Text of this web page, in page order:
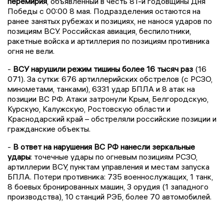
Победы с 00:00 8 мая. Подразделения остаются на
ранее занятых рубежах и позициях, не нанося ударов по
позициям ВСУ. Российская авиация, беспилотники,
ракетные войска и артиллерия по позициям противника
огня не вели.
- ВСУ нарушили режим тишины более 16 тысяч раз (16
071). За сутки: 676 артиллерийских обстрелов (с РСЗО,
минометами, танками), 6331 удар БПЛА и 8 атак на
позиции ВС РФ. Атаки затронули Крым, Белгородскую,
Курскую, Калужскую, Ростовскую области и
Краснодарский край – обстреляли российские позиции и
гражданские объекты.
- В ответ на нарушения ВС РФ нанесли зеркальные
удары: точечные удары по огневым позициям РСЗО,
артиллерии ВСУ, пунктам управления и местам запуска
БПЛА. Потери противника: 735 военнослужащих, 1 танк,
8 боевых бронированных машин, 3 орудия (1 западного
производства), 10 станций РЭБ, более 70 автомобилей.